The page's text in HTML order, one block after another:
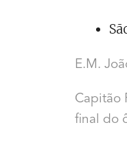
E.M.
Capitão
final do